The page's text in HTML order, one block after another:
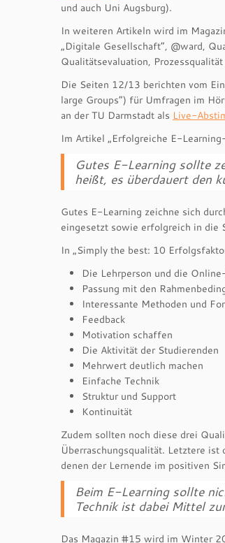
und auch Uni Augsburg).
In weiteren Artikeln wird im
„Digitale Gesellschaft“, @ward,
Qualitätsevaluation,
Die Seiten 12/13 berichten vom
large Groups“) für Umfragen im
an der TU Darmstadt als Live-
Im Artikel „Erfolgreiche E-
Gutes E-Learning sollte
heißt, es überdauert den
Gutes E-Learning zeichne sich
eingesetzt sowie erfolgreich in die
In „Simply the best: 10
Die Lehrperson und die
Passung mit den
Interessante Methoden und
Feedback
Motivation schaffen
Die Aktivität der Studierenden
Mehrwert deutlich machen
Einfache Technik
Struktur und Support
Kontinuität
Zudem sollten noch diese drei
Überraschungsqualität. Letztere ist
denen der Lernende im positiven
Beim E-Learning sollte
Technik ist dabei Mittel
Das Magazin #15 wird im Winter